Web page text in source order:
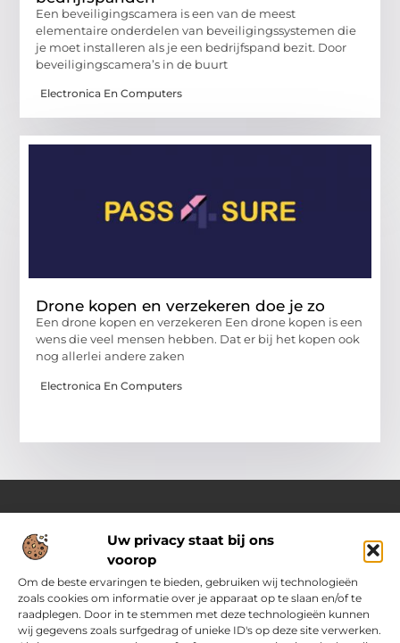
Uw privacy staat bij ons
voorop
Om de beste ervaringen te bieden, gebruiken wij technologieën
zoals cookies om informatie over je apparaat op te slaan en/of te
raadplegen. Door in te stemmen met deze technologieën kunnen
wij gegevens zoals surfgedrag of unieke ID's op deze site verwerken.
Een beveiligingscamera is een van de meest
elementaire onderdelen van beveiligingssystemen die
je moet installeren als je een bedrijfspand bezit. Door
beveiligingscamera’s in de buurt
Electronica En Computers
Drone kopen en verzekeren doe je zo
Een drone kopen en verzekeren Een drone kopen is een
wens die veel mensen hebben. Dat er bij het kopen ook
nog allerlei andere zaken
Electronica En Computers
Over Pass4sure.nl
Jouw bron voor slimme inzichten en praktische tips
Verken een gevarieerd aanbod aan blogs en artikelen die je
dagelijks ondersteunen met bruikbare adviezen, slimme
strategieën en verrassende perspectieven om het beste uit
jezelf.